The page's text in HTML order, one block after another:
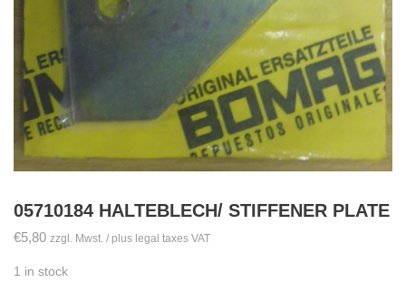
05710184 HALTEBLECH/ STIFFENER PLATE
€5,80 zzgl. Mwst. / plus legal taxes VAT
1 in stock